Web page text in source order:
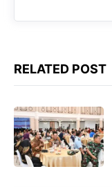
r
RELATED POST